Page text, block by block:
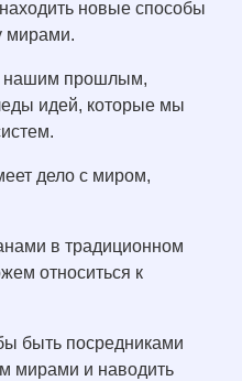
новые способы
мирами.
нашим прошлым,
идей, которые мы
дело с миром,
в традиционном
относиться к
быть посредниками
мирами и наводить